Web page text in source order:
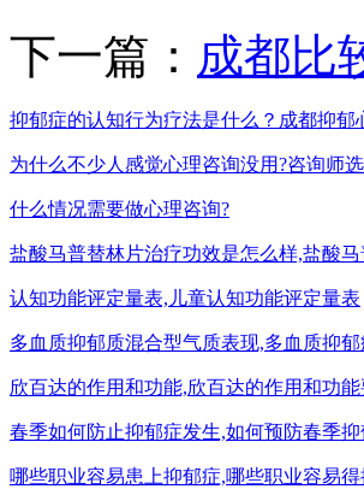
下一篇： 成都比
抑郁症的认知行为疗法是什么？成都抑郁
为什么不少人感觉心理咨询没用?咨询师
什么情况需要做心理咨询?
盐酸马普替林片治疗功效是怎么样,盐酸
认知功能评定量表,儿童认知功能评定量表
多血质抑郁质混合型气质表现,多血质抑郁
欣百达的作用和功能,欣百达的作用和功
春季如何防止抑郁症发生,如何预防春季
哪些职业容易患上抑郁症,哪些职业容易得